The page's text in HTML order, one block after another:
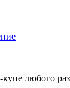
любого